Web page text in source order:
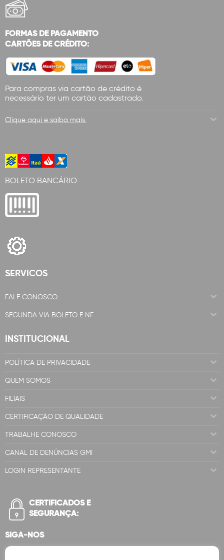
FORMAS DE PAGAMENTO
CARTÕES DE CRÉDITO:
Para compras via cartão de crédito é
necessário ter um cartão cadastrado.
Clique aqui e saiba mais.
BOLETO BANCÁRIO
SERVICOS
FALE CONOSCO
SEGUNDA VIA BOLETO E NF
INSTITUCIONAL
POLÍTICA DE PRIVACIDADE
QUEM SOMOS
FILIAIS
CERTIFICAÇÃO DE QUALIDADE
TRABALHE CONOSCO
CANAL DE DENÚNCIAS GMI
LOGIN REPRESENTANTE
CERTIFICADOS E
SEGURANÇA:
SIGA-NOS